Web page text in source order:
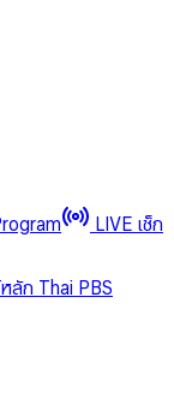
LIVE เช็ก
ลัก Thai PBS